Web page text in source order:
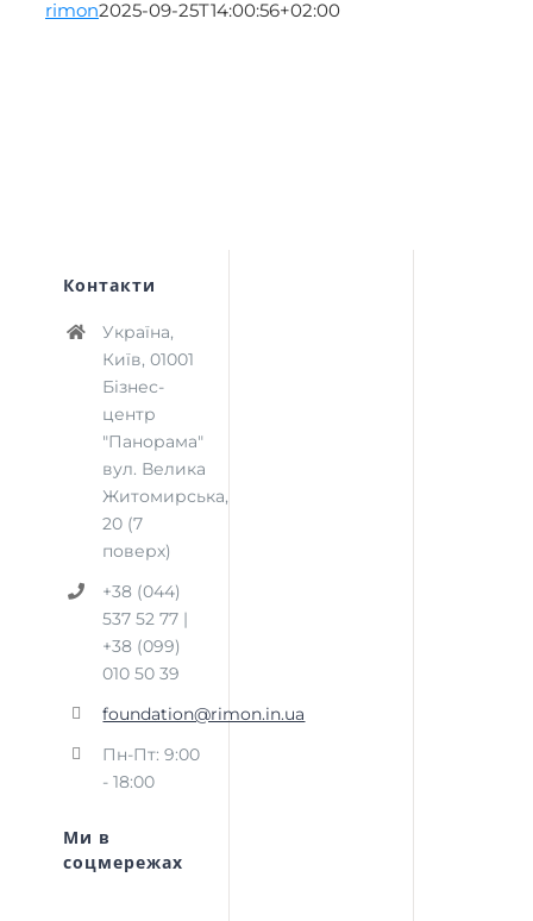
rimon2025-09-25T14:00:56+02:00
Контакти
Україна,
Київ, 01001
Бізнес-
центр
"Панорама"
вул. Велика
Житомирська,
20 (7
поверх)
+38 (044)
537 52 77 |
+38 (099)
010 50 39
foundation@rimon.in.ua
Пн-Пт: 9:00
- 18:00
Ми в
соцмережах